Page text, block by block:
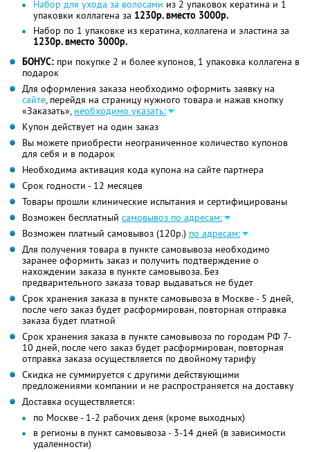
Набор для ухода за волосами из 2 упаковок кератина и 1
упаковки коллагена за 1230р. вместо 3000р.
Набор по 1 упаковке из кератина, коллагена и эластина за
1230р. вместо 3000р.
БОНУС: при покупке 2 и более купонов, 1 упаковка коллагена в
подарок
Для оформления заказа необходимо оформить заявку на
сайте, перейдя на страницу нужного товара и нажав кнопку
«Заказать», необходимо указать:
Купон действует на один заказ
Вы можете приобрести неограниченное количество купонов
для себя и в подарок
Необходима активация кода купона на сайте партнера
Срок годности - 12 месяцев
Товары прошли клинические испытания и сертифицированы
Возможен бесплатный самовывоз по адресам:
Возможен платный самовывоз (120р.) по адресам:
Для получения товара в пункте самовывоза необходимо
заранее оформить заказ и получить подтверждение о
нахождении заказа в пункте самовывоза. Без
предварительного заказа товар выдаваться не будет
Срок хранения заказа в пункте самовывоза в Москве - 5 дней,
после чего заказ будет расформирован, повторная отправка
заказа будет платной
Срок хранения заказа в пункте самовывоза по городам РФ 7-
10 дней, после чего заказ будет расформирован, повторная
отправка заказа осуществляется по двойному тарифу
Скидка не суммируется с другими действующими
предложениями компании и не распространяется на доставку
Доставка осуществляется:
по Москве - 1-2 рабочих деня (кроме выходных)
в регионы в пункт самовывоза - 3-14 дней (в зависимости
удаленности)